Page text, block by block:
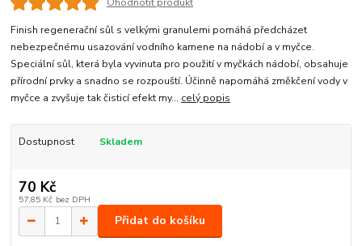
Ohodnotit produkt
Finish regenerační sůl s velkými granulemi pomáhá předcházet
nebezpečnému usazování vodního kamene na nádobí a v myčce.
Speciální sůl, která byla vyvinuta pro použití v myčkách nádobí, obsahuje
přírodní prvky a snadno se rozpouští. Účinně napomáhá změkčení vody v
myčce a zvyšuje tak čisticí efekt my... celý popis
Dostupnost Skladem
70 Kč
57,85 Kč bez DPH
Přidat do košíku